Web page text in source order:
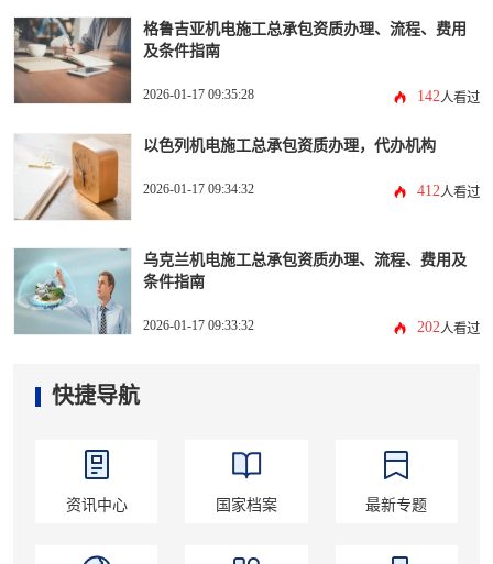
格鲁吉亚机电施工总承包资质办理、流程、费用
及条件指南
2026-01-17 09:35:28 142人看过
以色列机电施工总承包资质办理，代办机构
2026-01-17 09:34:32 412人看过
乌克兰机电施工总承包资质办理、流程、费用及
条件指南
2026-01-17 09:33:32 202人看过
快捷导航
资讯中心 国家档案 最新专题